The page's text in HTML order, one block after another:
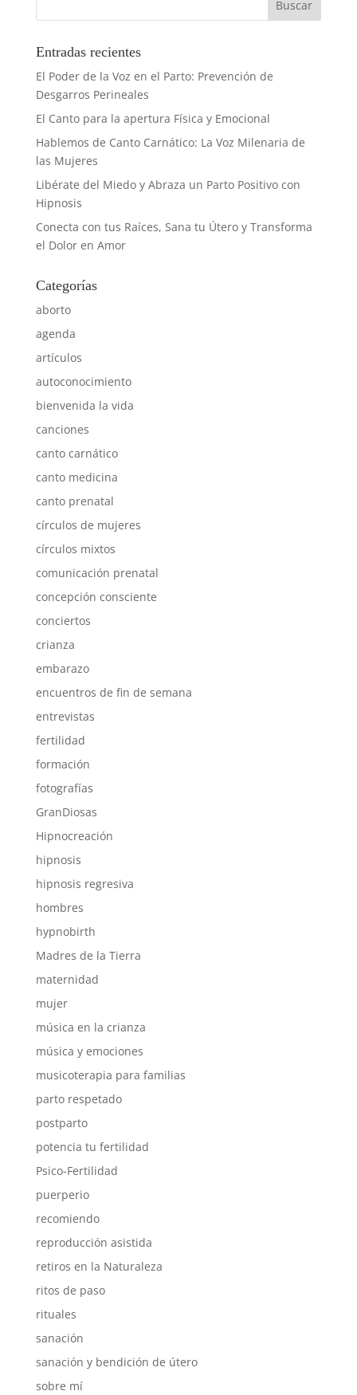
Entradas recientes
El Poder de la Voz en el Parto: Prevención de
Desgarros Perineales
El Canto para la apertura Física y Emocional
Hablemos de Canto Carnático: La Voz Milenaria de
las Mujeres
Libérate del Miedo y Abraza un Parto Positivo con
Hipnosis
Conecta con tus Raíces, Sana tu Útero y Transforma
el Dolor en Amor
Categorías
aborto
agenda
artículos
autoconocimiento
bienvenida la vida
canciones
canto carnático
canto medicina
canto prenatal
círculos de mujeres
círculos mixtos
comunicación prenatal
concepción consciente
conciertos
crianza
embarazo
encuentros de fin de semana
entrevistas
fertilidad
formación
fotografías
GranDiosas
Hipnocreación
hipnosis
hipnosis regresiva
hombres
hypnobirth
Madres de la Tierra
maternidad
mujer
música en la crianza
música y emociones
musicoterapia para familias
parto respetado
postparto
potencia tu fertilidad
Psico-Fertilidad
puerperio
recomiendo
reproducción asistida
retiros en la Naturaleza
ritos de paso
rituales
sanación
sanación y bendición de útero
sobre mí